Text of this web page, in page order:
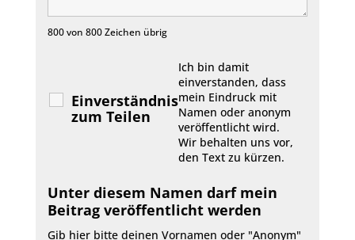
800 von 800 Zeichen übrig
Einverständnis
zum Teilen
Ich bin damit
einverstanden, dass
mein Eindruck mit
Namen oder anonym
veröffentlicht wird.
Wir behalten uns vor,
den Text zu kürzen.
Unter diesem Namen darf mein
Beitrag veröffentlicht werden
Gib hier bitte deinen Vornamen oder "Anonym"